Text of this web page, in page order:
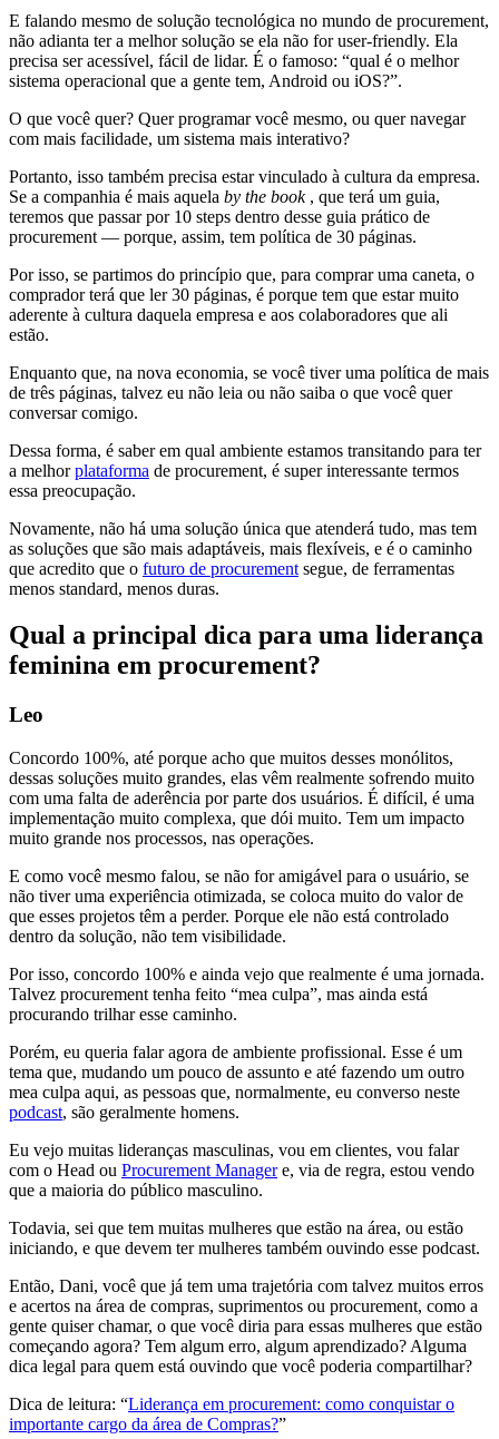
E falando mesmo de solução tecnológica no mundo de procurement,
não adianta ter a melhor solução se ela não for user-friendly. Ela
precisa ser acessível, fácil de lidar. É o famoso: “qual é o melhor
sistema operacional que a gente tem, Android ou iOS?”.
O que você quer? Quer programar você mesmo, ou quer navegar
com mais facilidade, um sistema mais interativo?
Portanto, isso também precisa estar vinculado à cultura da empresa.
Se a companhia é mais aquela by the book, que terá um guia,
teremos que passar por 10 steps dentro desse guia prático de
procurement — porque, assim, tem política de 30 páginas.
Por isso, se partimos do princípio que, para comprar uma caneta, o
comprador terá que ler 30 páginas, é porque tem que estar muito
aderente à cultura daquela empresa e aos colaboradores que ali
estão.
Enquanto que, na nova economia, se você tiver uma política de mais
de três páginas, talvez eu não leia ou não saiba o que você quer
conversar comigo.
Dessa forma, é saber em qual ambiente estamos transitando para ter
a melhorplataforma de procurement, é super interessante termos
essa preocupação.
Novamente, não há uma solução única que atenderá tudo, mas tem
as soluções que são mais adaptáveis, mais flexíveis, e é o caminho
que acredito que o futuro de procurement segue, de ferramentas
menos standard, menos duras.
Qual a principal dica para uma liderança
feminina em procurement?
Leo
Concordo 100%, até porque acho que muitos desses monólitos,
dessas soluções muito grandes, elas vêm realmente sofrendo muito
com uma falta de aderência por parte dos usuários. É difícil, é uma
implementação muito complexa, que dói muito. Tem um impacto
muito grande nos processos, nas operações.
E como você mesmo falou, se não for amigável para o usuário, se
não tiver uma experiência otimizada, se coloca muito do valor de
que esses projetos têm a perder. Porque ele não está controlado
dentro da solução, não tem visibilidade.
Por isso, concordo 100% e ainda vejo que realmente é uma jornada.
Talvez procurement tenha feito “mea culpa”, mas ainda está
procurando trilhar esse caminho.
Porém, eu queria falar agora de ambiente profissional. Esse é um
tema que, mudando um pouco de assunto e até fazendo um outro
mea culpa aqui, as pessoas que, normalmente, eu converso neste
podcast, são geralmente homens.
Eu vejo muitas lideranças masculinas, vou em clientes, vou falar
com o Head ou Procurement Managere, via de regra, estou vendo
que a maioria do público masculino.
Todavia, sei que tem muitas mulheres que estão na área, ou estão
iniciando, e que devem ter mulheres também ouvindo esse podcast.
Então, Dani, você que já tem uma trajetória com talvez muitos erros
e acertos na área de compras, suprimentos ou procurement, como a
gente quiser chamar, o que você diria para essas mulheres que estão
começando agora? Tem algum erro, algum aprendizado? Alguma
dica legal para quem está ouvindo que você poderia compartilhar?
Dica de leitura: “Liderança em procurement: como conquistar o
importante cargo da área de Compras?”